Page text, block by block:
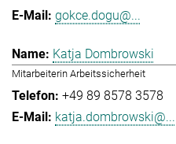
gokce.dogu@...
Katja Dombrowski
Mitarbeiterin Arbeitssicherheit
+49 89 8578 3578
katja.dombrowski@...